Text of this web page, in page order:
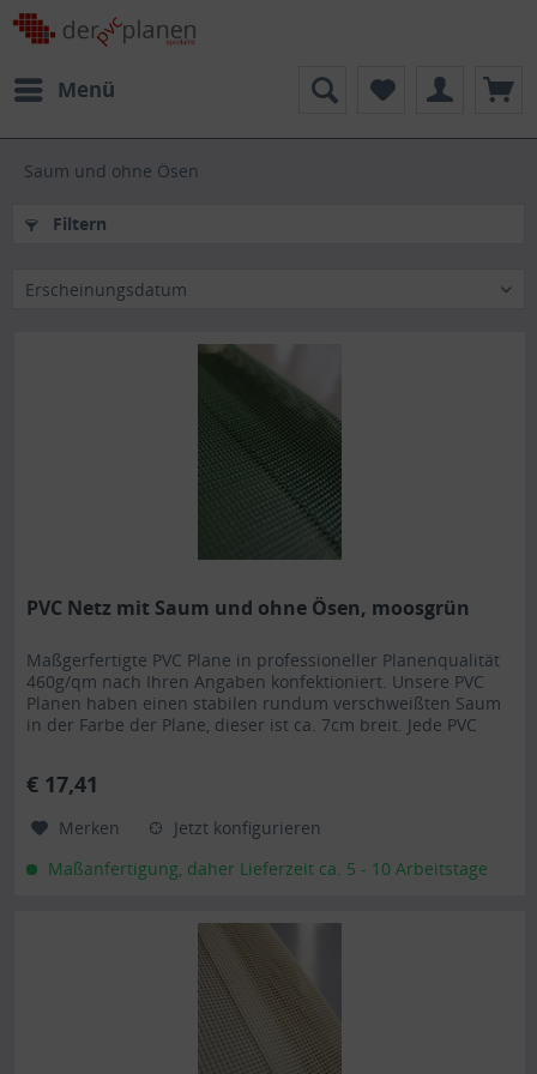
Menü
Saum und ohne Ösen
Filtern
Erscheinungsdatum
PVC Netz mit Saum und ohne Ösen, moosgrün
Maßgerfertigte PVC Plane in professioneller Planenqualität
460g/qm nach Ihren Angaben konfektioniert. Unsere PVC
Planen haben einen stabilen rundum verschweißten Saum
in der Farbe der Plane, dieser ist ca. 7cm breit. Jede PVC
ist UV-stabilisiert und somit beständig...
€ 17,41
Merken
Jetzt konfigurieren
Maßanfertigung, daher Lieferzeit ca. 5 - 10 Arbeitstage